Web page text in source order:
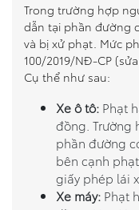
Trong trường hợp
dẫn tại phần đường
và bị xử phạt. Mức
100/2019/NĐ-CP
Cụ thể như sau:
Xe ô tô: Phạt
đồng. Trường
phần đường
bên cạnh
giấy phép lái
Xe máy: Phạt